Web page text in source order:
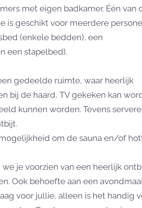
met eigen badkamer. Één van
is geschikt voor meerdere
(enkele bedden), een
een stapelbed).
gedeelde ruimte, waar heerlijk
bij de haard, TV gekeken kan
kunnen worden. Tevens
om de sauna en/of
je voorzien van een heerlijk
Ook behoefte aan een
voor jullie, alleen is het handig